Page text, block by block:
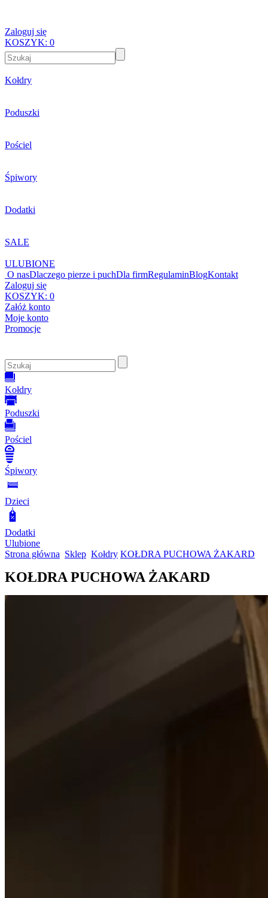
Zaloguj się
KOSZYK: 0
Kołdry
Poduszki
Pościel
Śpiwory
Dodatki
SALE
ULUBIONE
O nasDlaczego pierze i puchDla firmRegulaminBlogKontakt
Zaloguj się
KOSZYK: 0
Załóż konto
Moje konto
Promocje
Kołdry
Poduszki
Pościel
Śpiwory
Dzieci
Dodatki
Ulubione
Strona główna Sklep Kołdry KOŁDRA PUCHOWA ŻAKARD
KOŁDRA PUCHOWA ŻAKARD